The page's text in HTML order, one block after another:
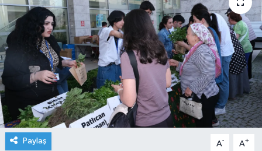
Paylaş A- A+